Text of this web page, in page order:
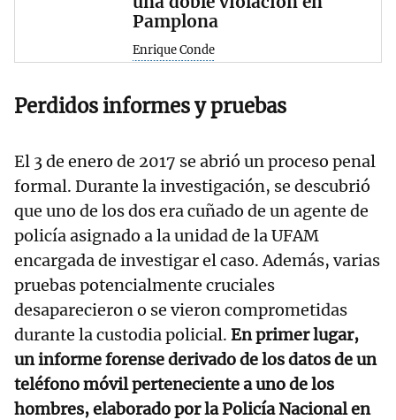
Pamplona
Enrique Conde
Perdidos informes y pruebas
El 3 de enero de 2017 se abrió un proceso penal
formal. Durante la investigación, se descubrió
que uno de los dos era cuñado de un agente de
policía asignado a la unidad de la UFAM
encargada de investigar el caso. Además, varias
pruebas potencialmente cruciales
desaparecieron o se vieron comprometidas
durante la custodia policial. En primer lugar,
un informe forense derivado de los datos de un
teléfono móvil perteneciente a uno de los
hombres, elaborado por la Policía Nacional en